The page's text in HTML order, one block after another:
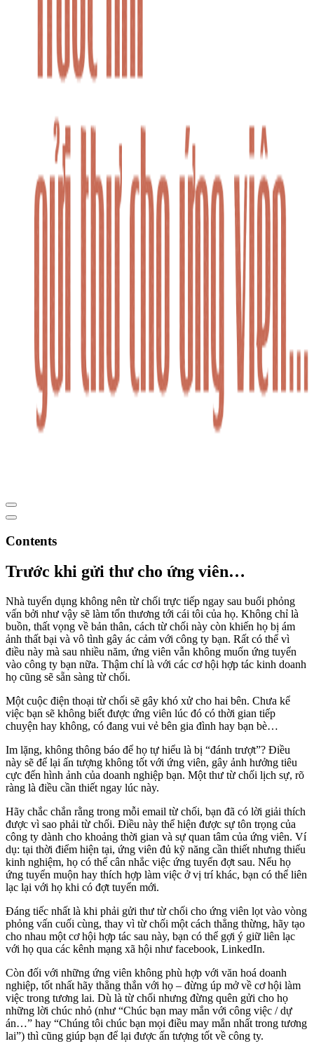
Contents
Trước khi gửi thư cho ứng viên…
Nhà tuyển dụng không nên từ chối trực tiếp ngay sau buổi phỏng
vấn bởi như vậy sẽ làm tổn thương tới cái tôi của họ. Không chỉ là
buồn, thất vọng về bản thân, cách từ chối này còn khiến họ bị ám
ảnh thất bại và vô tình gây ác cảm với công ty bạn. Rất có thể vì
điều này mà sau nhiều năm, ứng viên vẫn không muốn ứng tuyển
vào công ty bạn nữa. Thậm chí là với các cơ hội hợp tác kinh doanh
họ cũng sẽ sẵn sàng từ chối.
Một cuộc điện thoại từ chối sẽ gây khó xử cho hai bên. Chưa kể
việc bạn sẽ không biết được ứng viên lúc đó có thời gian tiếp
chuyện hay không, có đang vui vẻ bên gia đình hay bạn bè…
Im lặng, không thông báo để họ tự hiểu là bị “đánh trượt”? Điều
này sẽ để lại ấn tượng không tốt với ứng viên, gây ảnh hưởng tiêu
cực đến hình ảnh của doanh nghiệp bạn. Một thư từ chối lịch sự, rõ
ràng là điều cần thiết ngay lúc này.
Hãy chắc chắn rằng trong mỗi email từ chối, bạn đã có lời giải thích
được vì sao phải từ chối. Điều này thể hiện được sự tôn trọng của
công ty dành cho khoảng thời gian và sự quan tâm của ứng viên. Ví
dụ: tại thời điểm hiện tại, ứng viên đủ kỹ năng cần thiết nhưng thiếu
kinh nghiệm, họ có thể cân nhắc việc ứng tuyển đợt sau. Nếu họ
ứng tuyển muộn hay thích hợp làm việc ở vị trí khác, bạn có thể liên
lạc lại với họ khi có đợt tuyển mới.
Đáng tiếc nhất là khi phải gửi thư từ chối cho ứng viên lọt vào vòng
phỏng vấn cuối cùng, thay vì từ chối một cách thẳng thừng, hãy tạo
cho nhau một cơ hội hợp tác sau này, bạn có thể gợi ý giữ liên lạc
với họ qua các kênh mạng xã hội như facebook, LinkedIn.
Còn đối với những ứng viên không phù hợp với văn hoá doanh
nghiệp, tốt nhất hãy thẳng thắn với họ – đừng úp mở về cơ hội làm
việc trong tương lai. Dù là từ chối nhưng đừng quên gửi cho họ
những lời chúc nhỏ (như “Chúc bạn may mắn với công việc / dự
án…” hay “Chúng tôi chúc bạn mọi điều may mắn nhất trong tương
lai”) thì cũng giúp bạn để lại được ấn tượng tốt về công ty.